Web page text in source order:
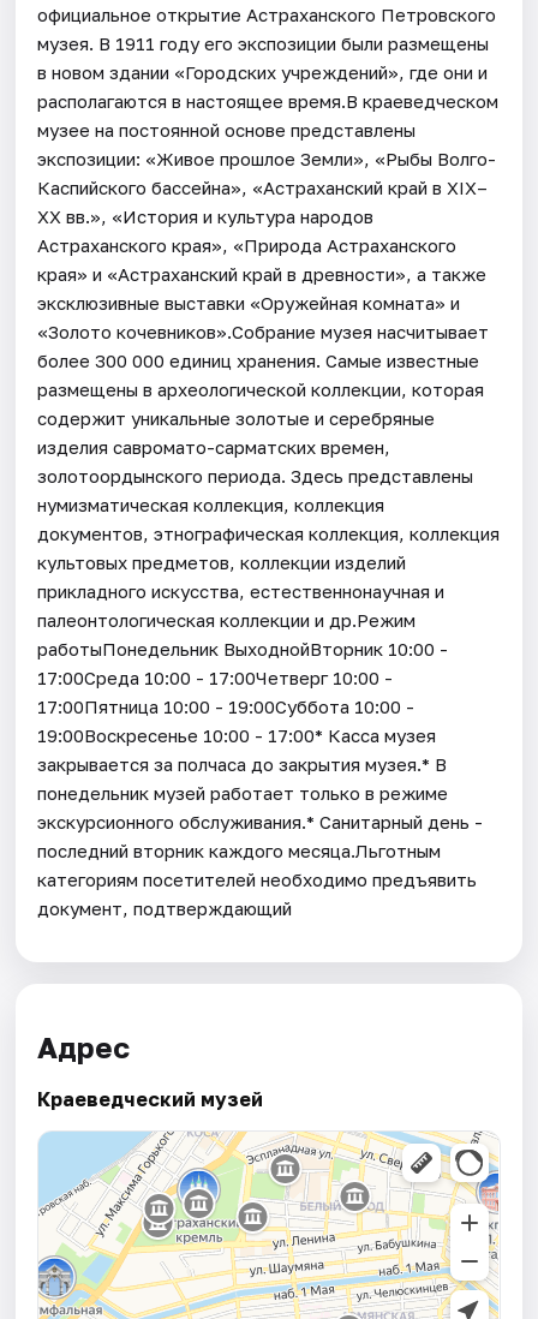
официальное открытие Астраханского Петровского
музея. В 1911 году его экспозиции были размещены
в новом здании «Городских учреждений», где они и
располагаются в настоящее время.В краеведческом
музее на постоянной основе представлены
экспозиции: «Живое прошлое Земли», «Рыбы Волго-
Каспийского бассейна», «Астраханский край в XIX–
XX вв.», «История и культура народов
Астраханского края», «Природа Астраханского
края» и «Астраханский край в древности», а также
эксклюзивные выставки «Оружейная комната» и
«Золото кочевников».Собрание музея насчитывает
более 300 000 единиц хранения. Самые известные
размещены в археологической коллекции, которая
содержит уникальные золотые и серебряные
изделия савромато-сарматских времен,
золотоордынского периода. Здесь представлены
нумизматическая коллекция, коллекция
документов, этнографическая коллекция, коллекция
культовых предметов, коллекции изделий
прикладного искусства, естественнонаучная и
палеонтологическая коллекции и др.Режим
работыПонедельник ВыходнойВторник 10:00 -
17:00Среда 10:00 - 17:00Четверг 10:00 -
17:00Пятница 10:00 - 19:00Суббота 10:00 -
19:00Воскресенье 10:00 - 17:00* Касса музея
закрывается за полчаса до закрытия музея.* В
понедельник музей работает только в режиме
экскурсионного обслуживания.* Санитарный день -
последний вторник каждого месяца.Льготным
категориям посетителей необходимо предъявить
документ, подтверждающий
Адрес
Краеведческий музей